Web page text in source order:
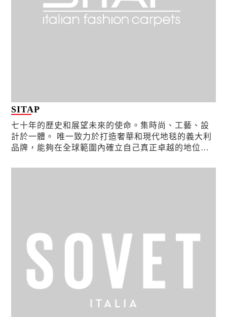
SITAP
七十年的歷史和展望未來的使命。集時尚、工藝、設
計於一體。 唯一致力於打造奢華和現代地毯的義大利
品牌，能夠在全球範圍內確立自己真正卓越的地位。
個不想停止夢...